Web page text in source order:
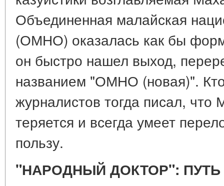
Объединенная малайская
(ОМНО) оказалась как бы
он быстро нашел выход,
названием "ОМНО (новая)".
журналистов тогда писал, что
теряется и всегда умеет
пользу.
"НАРОДНЫЙ ДОКТОР": ПУТЬ